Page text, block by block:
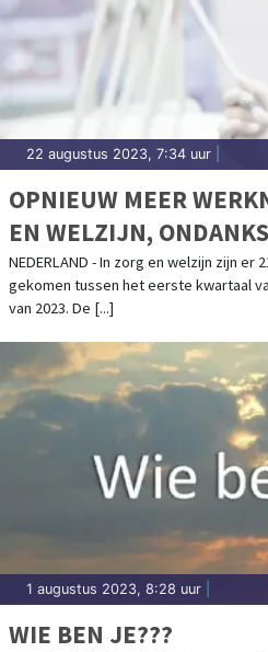
22 augustus 2023, 7:34 uur
OPNIEUW MEER
EN WELZIJN,
UITSTROOM
NEDERLAND - In zorg en welzijn zijn er
gekomen tussen het eerste kwartaal
van 2023. De [...]
1 augustus 2023, 8:28 uur
WIE BEN JE???